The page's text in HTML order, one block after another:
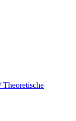
Theoretische